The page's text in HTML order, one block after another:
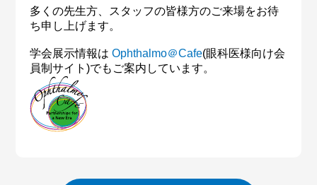
多くの先生方、スタッフの皆様方のご来場をお待
ち申し上げます。
学会展示情報はOphthalmo＠Cafe(眼科医様向け会
員制サイト)でもご案内しています。